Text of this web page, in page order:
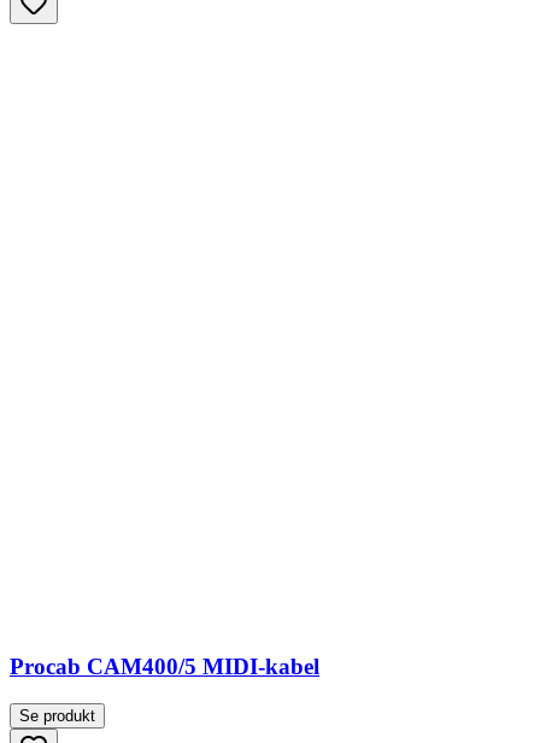
Procab CAM400/5 MIDI-kabel
Se produkt